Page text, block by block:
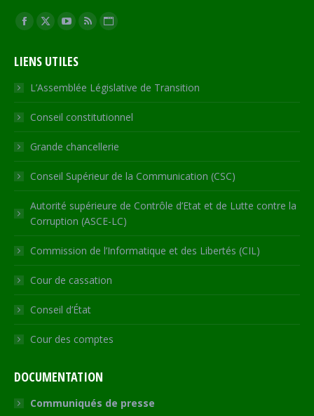
Trouvez nous sur :
Facebook
opens
in
new
window
X
opens
in
new
window
YouTube
opens
in
new
window
RSS
in
new
window
Site
opens
in
new
LIENS UTILES
L’Assemblée Législative de Transition
Conseil constitutionnel
Grande chancellerie
Conseil Supérieur de la Communication (CSC)
Autorité supérieure de Contrôle d’Etat et de Lutte contre la
Corruption (ASCE-LC)
Commission de l’Informatique et des Libertés (CIL)
Cour de cassation
Conseil d’État
Cour des comptes
DOCUMENTATION
Communiqués de presse